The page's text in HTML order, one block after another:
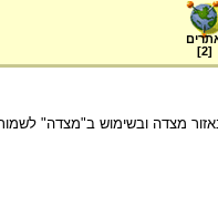
[
2
]
מצדה ובשימוש ב"מצדה"